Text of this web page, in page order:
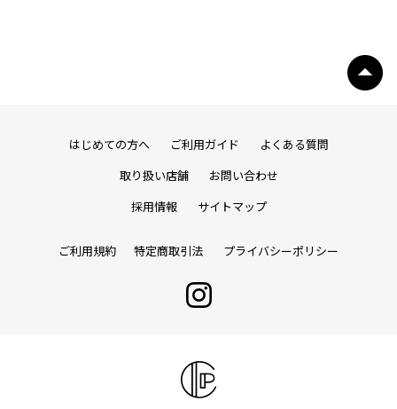
はじめての方へ ご利用ガイド よくある質問
取り扱い店舗 お問い合わせ
採用情報 サイトマップ
ご利用規約 特定商取引法 プライバシーポリシー